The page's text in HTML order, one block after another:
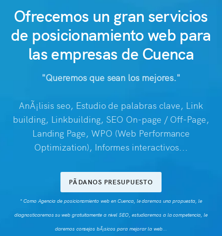
Ofrecemos un gran servicios
de posicionamiento web para
las empresas de Cuenca
"Queremos que sean los mejores."
AnÃ¡lisis seo, Estudio de palabras clave, Link
building, Linkbuilding, SEO On-page / Off-Page,
Landing Page, WPO (Web Performance
Optimization), Informes interactivos...
PÃDANOS PRESUPUESTO
* Como Agencia de posicionamiento web en Cuenca, le daremos una propuesta, le
diagnosticaremos su web gratuitamente a nivel SEO, estudiaremos a la competencia, le
daremos consejos bÃ¡sicos para mejorar la web...